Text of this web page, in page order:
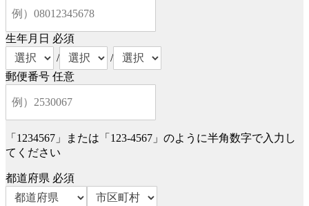
生年月日 必須
/
/
郵便番号 任意
「1234567」または「123-4567」のように半角数字で入力し
てください
都道府県 必須